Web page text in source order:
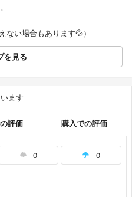
。
ない場合もあります💦）
を見る
ます
評価 購入での評価
0 0